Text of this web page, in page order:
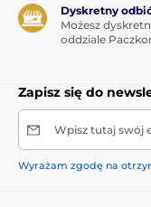
Dyskretny
Możesz
oddziale
Zapisz się do
Wpisz tutaj swój
Wyrażam zgodę na